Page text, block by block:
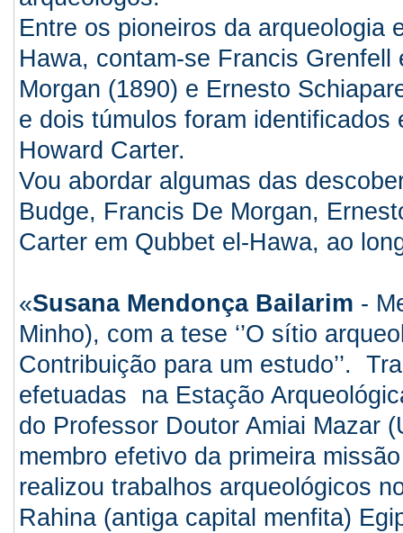
Entre os pioneiros da arqueologia
Hawa, contam-se Francis
Morgan (1890) e Ernesto
e dois túmulos foram
Howard Carter.
Vou abordar algumas das
Budge, Francis De Morgan,
Carter em Qubbet el-Hawa, ao
«Susana Mendonça Bailarim -
Minho), com a tese ‘’O sítio
Contribuição para um estudo’’.
efetuadas na Estação
do Professor Doutor Amiai Mazar
membro efetivo da primeira
realizou trabalhos arqueológicos
Rahina (antiga capital menfita)